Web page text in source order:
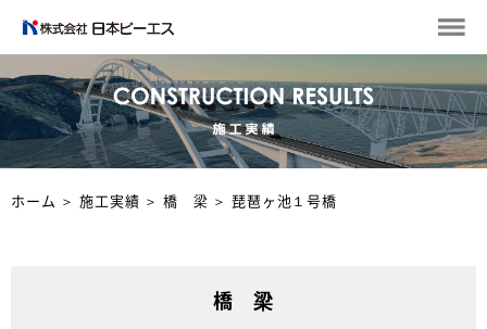
ホーム ＞施工実績 ＞ 橋 梁 ＞琵琶ヶ池１号橋
橋 梁